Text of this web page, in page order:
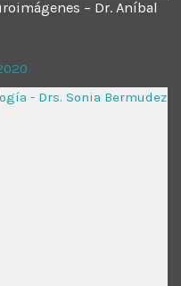
– Dr. Aníbal